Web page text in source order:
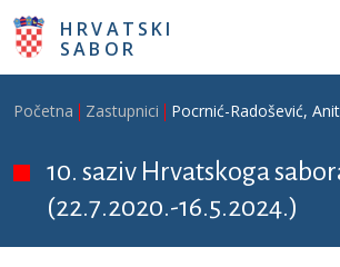
Skoči na glavni sadržaj
HRVATSKI
SABOR
Breadcrumb
Početna Zastupnici Pocrnić-Radošević,
10. saziv Hrvatskoga
(22.7.2020.-16.5.2024.)